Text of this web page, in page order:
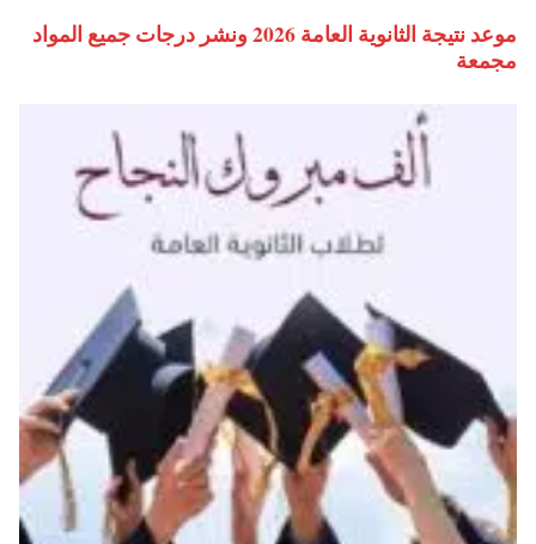
موعد نتيجة الثانوية العامة 2026 ونشر درجات جميع المواد
مجمعة